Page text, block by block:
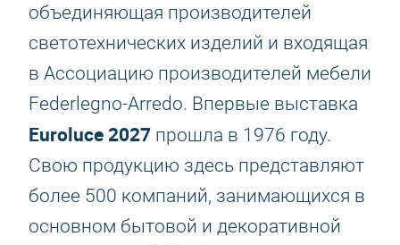
объединяющая производителей
светотехнических изделий и входящая
в Ассоциацию производителей мебели
Federlegno-Arredo. Впервые выставка
Euroluce 2027 прошла в 1976 году.
Свою продукцию здесь представляют
более 500 компаний, занимающихся в
основном бытовой и декоративной